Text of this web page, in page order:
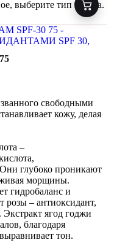
выберите тип товара.
свободными
кожу, делая
–
глубоко проникают
морщины.
гидробаланс и
розы – антиоксидант,
ягод годжи
благодаря
тон.